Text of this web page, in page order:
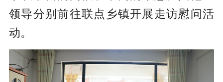
领导分别前往联点乡镇开展走访慰问活
动。